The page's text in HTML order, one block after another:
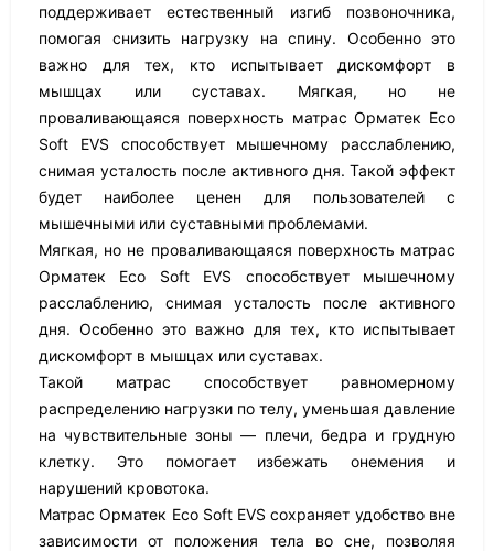
поддерживает естественный изгиб позвоночника,
помогая снизить нагрузку на спину. Особенно это
важно для тех, кто испытывает дискомфорт в
мышцах или суставах. Мягкая, но не
проваливающаяся поверхность матрас Орматек Eco
Soft EVS способствует мышечному расслаблению,
снимая усталость после активного дня. Такой эффект
будет наиболее ценен для пользователей с
мышечными или суставными проблемами.
Мягкая, но не проваливающаяся поверхность матрас
Орматек Eco Soft EVS способствует мышечному
расслаблению, снимая усталость после активного
дня. Особенно это важно для тех, кто испытывает
дискомфорт в мышцах или суставах.
Такой матрас способствует равномерному
распределению нагрузки по телу, уменьшая давление
на чувствительные зоны — плечи, бедра и грудную
клетку. Это помогает избежать онемения и
нарушений кровотока.
Матрас Орматек Eco Soft EVS сохраняет удобство вне
зависимости от положения тела во сне, позволяя